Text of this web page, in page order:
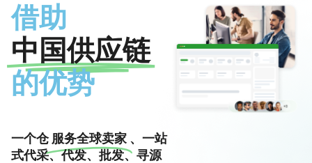
借助
中国供应链
的优势
一个仓 服务全球卖家 、一站
式代采、代发、批发、寻源